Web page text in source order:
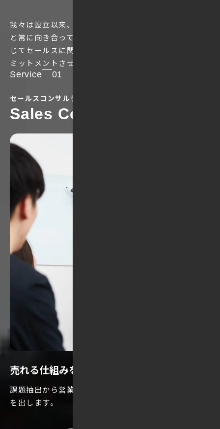
我々は設立以来、
と常に向き合ってきました。
じてセールスに関する
ミットメントさせていただきます。
Service 01
セールスコンサルティング
Sales Consulting
売れる仕組みを、
課題抽出から営業改善まで、
を出します。